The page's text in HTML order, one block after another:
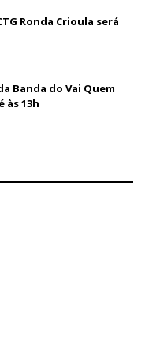
Ronda Crioula será
Banda do Vai Quem
às 13h